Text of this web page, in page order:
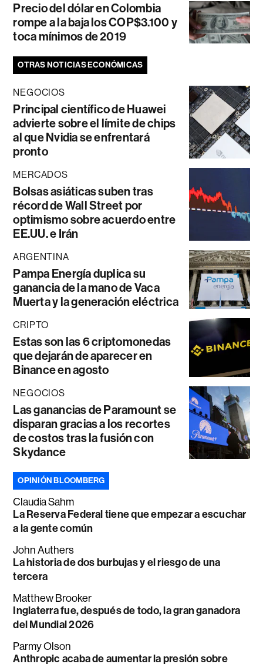
Precio del dólar en Colombia
rompe a la baja los COP$3.100 y
toca mínimos de 2019
OTRAS NOTICIAS ECONÓMICAS
NEGOCIOS
Principal científico de Huawei
advierte sobre el límite de chips
al que Nvidia se enfrentará
pronto
MERCADOS
Bolsas asiáticas suben tras
récord de Wall Street por
optimismo sobre acuerdo entre
EE.UU. e Irán
ARGENTINA
Pampa Energía duplica su
ganancia de la mano de Vaca
Muerta y la generación eléctrica
CRIPTO
Estas son las 6 criptomonedas
que dejarán de aparecer en
Binance en agosto
NEGOCIOS
Las ganancias de Paramount se
disparan gracias a los recortes
de costos tras la fusión con
Skydance
OPINIÓN BLOOMBERG
Claudia Sahm
La Reserva Federal tiene que empezar a escuchar
a la gente común
John Authers
La historia de dos burbujas y el riesgo de una
tercera
Matthew Brooker
Inglaterra fue, después de todo, la gran ganadora
del Mundial 2026
Parmy Olson
Anthropic acaba de aumentar la presión sobre